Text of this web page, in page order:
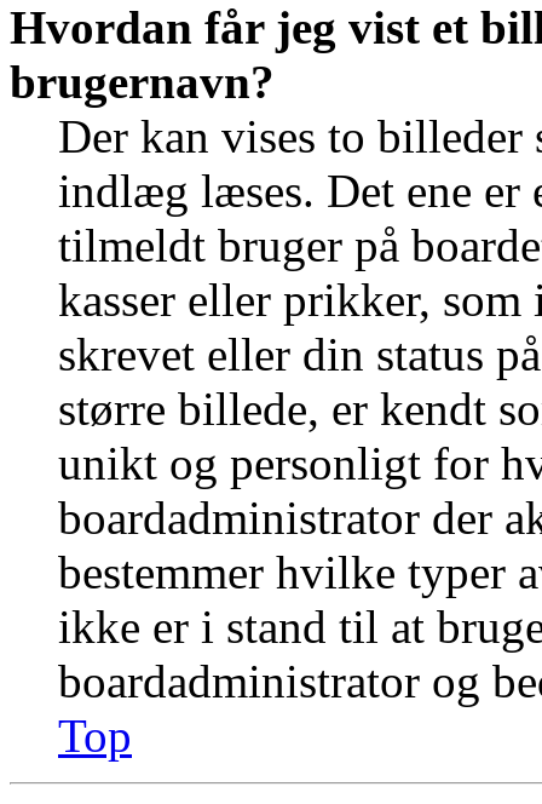
Hvordan får jeg vist et
brugernavn?
Der kan vises to billeder
indlæg læses. Det ene
tilmeldt bruger på
kasser eller prikker,
skrevet eller din status
større billede, er kendt
unikt og personligt for
boardadministrator der
bestemmer hvilke typer
ikke er i stand til at
boardadministrator og
Top